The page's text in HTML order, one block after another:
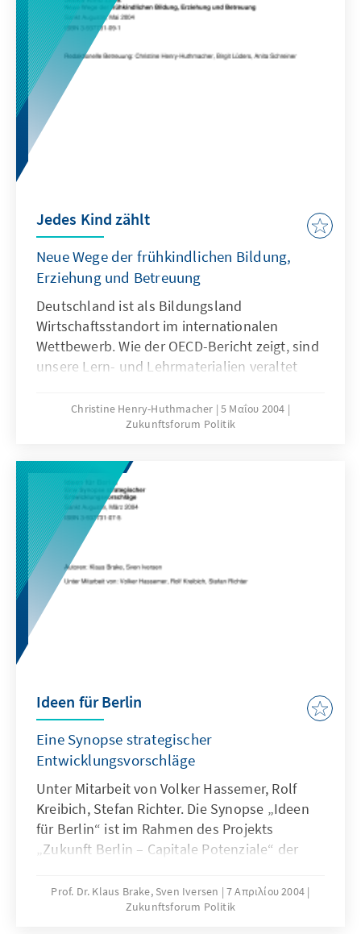
Jedes Kind zählt
Neue Wege der frühkindlichen Bildung,
Erziehung und Betreuung
Deutschland ist als Bildungsland
Wirtschaftsstandort im internationalen
Wettbewerb. Wie der OECD-Bericht zeigt, sind
unsere Lern- und Lehrmaterialien veraltet
unzureichend. Wir brauchen einen neuen
Ansatz der Betreuungskultur, der die
der Kinder in den Mittelpunkt rückt, die
Lebenslagen der Eltern berücksichtigt und
Arbeit und Leben in besseren Einklang bringt.
Die folgenden Aufsätze geben hierzu neue
Anregungen und Lösungsansätze.
Christine Henry-Huthmacher 5 Μαΐου 2004
Zukunftsforum Politik
Ideen für Berlin
Eine Synopse strategischer
Entwicklungsvorschläge
Unter Mitarbeit von Volker Hassemer, Rolf
Kreibich, Stefan Richter. Die Synopse „Ideen
für Berlin“ ist im Rahmen des Projekts
„Zukunft Berlin – Capitale Potenziale“ der
dieses Projekts ist es, engagierte Bürgerinnen
und Bürger Berlins nicht nur zum Sprechen
Prof. Dr. Klaus Brake, Sven Iversen
7 Απριλίου 2004
Zukunftsforum Politik